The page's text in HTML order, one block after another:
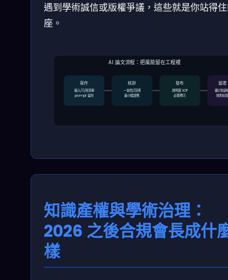
遇到學術誠信或版權爭議，這些就是你站得
座。
AI 論文流程：把風險留在工程裡
寫作
輸入/引用清單
prompt 留存
核對
一致性/回溯
最小驗證集
發布
透明度 SOP
必要標示
留證
審計軌
核對紀
知識產權與學術治理：
2026 之後合規會長成什
樣